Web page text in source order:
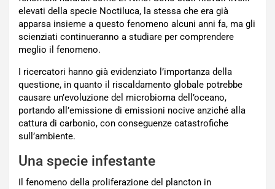
elevati della specie Noctiluca, la stessa che era già
apparsa insieme a questo fenomeno alcuni anni fa, ma gli
scienziati continueranno a studiare per comprendere
meglio il fenomeno.
I ricercatori hanno già evidenziato l’importanza della
questione, in quanto il riscaldamento globale potrebbe
causare un’evoluzione del microbioma dell’oceano,
portando all’emissione di emissioni nocive anziché alla
cattura di carbonio, con conseguenze catastrofiche
sull’ambiente.
Una specie infestante
Il fenomeno della proliferazione del plancton in